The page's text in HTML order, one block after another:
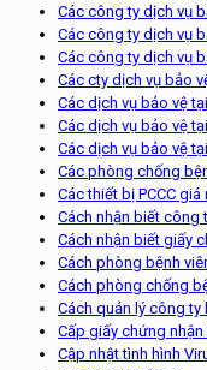
Các công ty dịch vụ
Các công ty dịch vụ
Các công ty dịch vụ
Các cty dịch vụ bảo
Các dịch vụ bảo vệ
Các dịch vụ bảo vệ
Các dịch vụ bảo vệ
Các phòng chống
Các thiết bị PCCC giá
Cách nhận biết công
Cách nhận biết giấy
Cách phòng bệnh
Cách phòng chống
Cách quản lý công ty
Cấp giấy chứng nhận
Cập nhật tình hình